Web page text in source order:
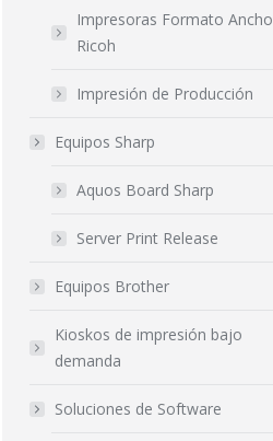
Impresoras Formato Ancho
Ricoh
Impresión de Producción
Equipos Sharp
Aquos Board Sharp
Server Print Release
Equipos Brother
Kioskos de impresión bajo
demanda
Soluciones de Software